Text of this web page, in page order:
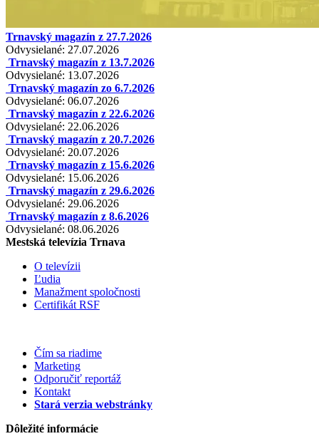
Trnavský magazín z 27.7.2026
Odvysielané: 27.07.2026
Trnavský magazín z 13.7.2026
Odvysielané: 13.07.2026
Trnavský magazín zo 6.7.2026
Odvysielané: 06.07.2026
Trnavský magazín z 22.6.2026
Odvysielané: 22.06.2026
Trnavský magazín z 20.7.2026
Odvysielané: 20.07.2026
Trnavský magazín z 15.6.2026
Odvysielané: 15.06.2026
Trnavský magazín z 29.6.2026
Odvysielané: 29.06.2026
Trnavský magazín z 8.6.2026
Odvysielané: 08.06.2026
Mestská televízia Trnava
O televízii
Ľudia
Manažment spoločnosti
Certifikát RSF
Čím sa riadime
Marketing
Odporučiť reportáž
Kontakt
Stará verzia webstránky
Dôležité informácie